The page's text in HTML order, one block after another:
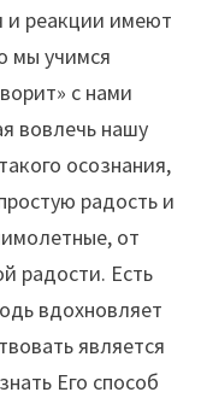
и реакции имеют
мы учимся
с нами
вовлечь нашу
осознания,
радость и
от
радости. Есть
вдохновляет
является
Его способ